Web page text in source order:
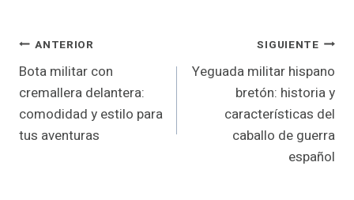
Navegación
De
Entradas
ANTERIOR
Bota militar con
cremallera delantera:
comodidad y estilo para
tus aventuras
SIGUIENTE
Yeguada militar hispano
bretón: historia y
características del
caballo de guerra
español